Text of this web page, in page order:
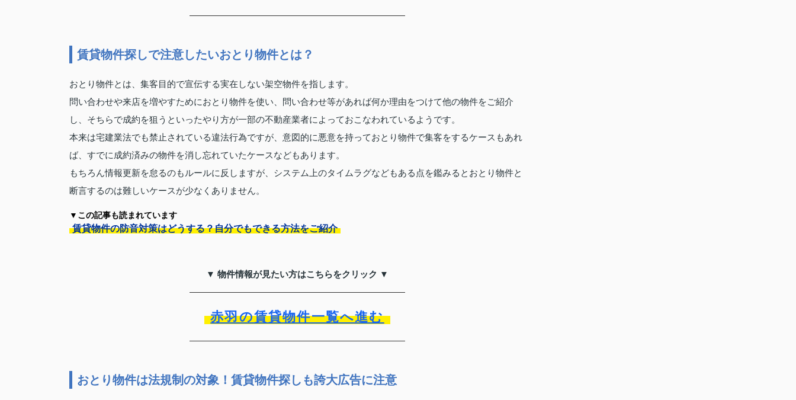
賃貸物件探しで注意したいおとり物件とは？
おとり物件とは、集客目的で宣伝する実在しない架空物件を指します。
問い合わせや来店を増やすためにおとり物件を使い、問い合わせ等があれば何か理由をつけて他の物件をご紹介
し、そちらで成約を狙うといったやり方が一部の不動産業者によっておこなわれているようです。
本来は宅建業法でも禁止されている違法行為ですが、意図的に悪意を持っておとり物件で集客をするケースもあれ
ば、すでに成約済みの物件を消し忘れていたケースなどもあります。
もちろん情報更新を怠るのもルールに反しますが、システム上のタイムラグなどもある点を鑑みるとおとり物件と
断言するのは難しいケースが少なくありません。
▼この記事も読まれています
賃貸物件の防音対策はどうする？自分でもできる方法をご紹介
▼ 物件情報が見たい方はこちらをクリック ▼
赤羽の賃貸物件一覧へ進む
おとり物件は法規制の対象！賃貸物件探しも誇大広告に注意